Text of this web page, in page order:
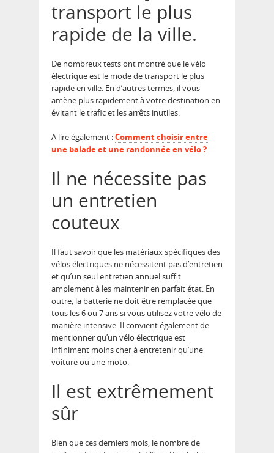
transport le plus
rapide de la ville.
De nombreux tests ont montré que le vélo
électrique est le mode de transport le plus
rapide en ville. En d’autres termes, il vous
amène plus rapidement à votre destination en
évitant le trafic et les arrêts inutiles.
A lire également :Comment choisir entre
une balade et une randonnée en vélo ?
Il ne nécessite pas
un entretien
couteux
Il faut savoir que les matériaux spécifiques des
vélos électriques ne nécessitent pas d’entretien
et qu’un seul entretien annuel suffit
amplement à les maintenir en parfait état. En
outre, la batterie ne doit être remplacée que
tous les 6 ou 7 ans si vous utilisez votre vélo de
manière intensive. Il convient également de
mentionner qu’un vélo électrique est
infiniment moins cher à entretenir qu’une
voiture ou une moto.
Il est extrêmement
sûr
Bien que ces derniers mois, le nombre de